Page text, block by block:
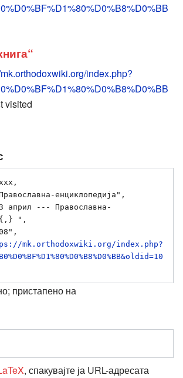
index.php?
visited
",
mk.orthodoxwiki.org/index.php?
пристапено на
, спакувајте ја URL-адресата